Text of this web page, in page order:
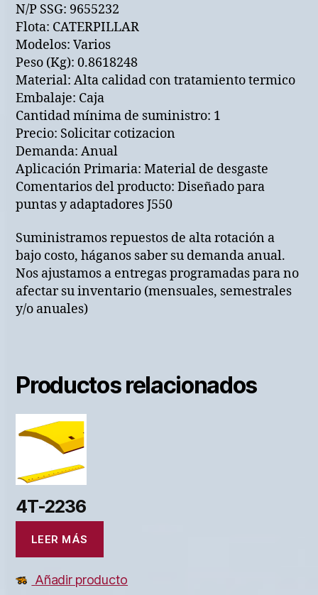
N/P SSG: 9655232
Flota: CATERPILLAR
Modelos: Varios
Peso (Kg): 0.8618248
Material: Alta calidad con tratamiento termico
Embalaje: Caja
Cantidad mínima de suministro: 1
Precio: Solicitar cotizacion
Demanda: Anual
Aplicación Primaria: Material de desgaste
Comentarios del producto: Diseñado para
puntas y adaptadores J550
Suministramos repuestos de alta rotación a
bajo costo, háganos saber su demanda anual.
Nos ajustamos a entregas programadas para no
afectar su inventario (mensuales, semestrales
y/o anuales)
Productos relacionados
4T-2236
LEER MÁS
Añadir producto